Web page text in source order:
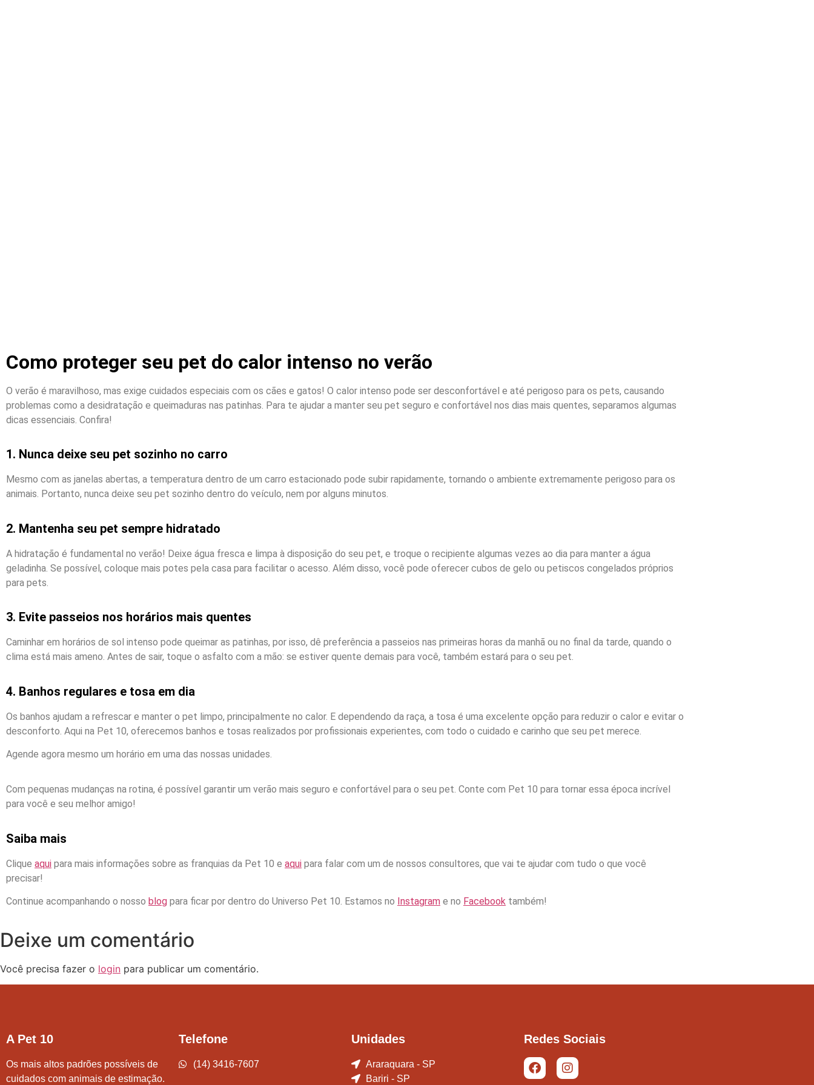
Como proteger seu pet do calor intenso no verão
O verão é maravilhoso, mas exige cuidados especiais com os cães e gatos! O calor intenso pode ser desconfortável e até perigoso para os pets, causando
problemas como a desidratação e queimaduras nas patinhas. Para te ajudar a manter seu pet seguro e confortável nos dias mais quentes, separamos algumas
dicas essenciais. Confira!
1. Nunca deixe seu pet sozinho no carro
Mesmo com as janelas abertas, a temperatura dentro de um carro estacionado pode subir rapidamente, tornando o ambiente extremamente perigoso para os
animais. Portanto, nunca deixe seu pet sozinho dentro do veículo, nem por alguns minutos.
2. Mantenha seu pet sempre hidratado
A hidratação é fundamental no verão! Deixe água fresca e limpa à disposição do seu pet, e troque o recipiente algumas vezes ao dia para manter a água
geladinha. Se possível, coloque mais potes pela casa para facilitar o acesso. Além disso, você pode oferecer cubos de gelo ou petiscos congelados próprios
para pets.
3. Evite passeios nos horários mais quentes
Caminhar em horários de sol intenso pode queimar as patinhas, por isso, dê preferência a passeios nas primeiras horas da manhã ou no final da tarde, quando o
clima está mais ameno. Antes de sair, toque o asfalto com a mão: se estiver quente demais para você, também estará para o seu pet.
4. Banhos regulares e tosa em dia
Os banhos ajudam a refrescar e manter o pet limpo, principalmente no calor. E dependendo da raça, a tosa é uma excelente opção para reduzir o calor e evitar o
desconforto. Aqui na Pet 10, oferecemos banhos e tosas realizados por profissionais experientes, com todo o cuidado e carinho que seu pet merece.
Agende agora mesmo um horário em uma das nossas unidades.
Com pequenas mudanças na rotina, é possível garantir um verão mais seguro e confortável para o seu pet. Conte com Pet 10 para tornar essa época incrível
para você e seu melhor amigo!
Saiba mais
Clique aqui para mais informações sobre as franquias da Pet 10 e aqui para falar com um de nossos consultores, que vai te ajudar com tudo o que você
precisar!
Continue acompanhando o nosso blog para ficar por dentro do Universo Pet 10. Estamos no Instagram e no Facebook também!
Deixe um comentário
Você precisa fazer o login para publicar um comentário.
A Pet 10
Os mais altos padrões possíveis de
cuidados com animais de estimação.
Telefone
(14) 3416-7607
Unidades
Araraquara - SP
Bariri - SP
Redes Sociais